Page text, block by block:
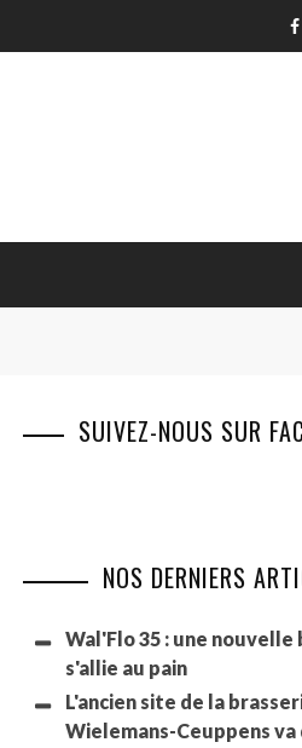
SUIVEZ-NOUS SUR
NOS DERNIERS
Wal'Flo 35 : une nouvelle
s'allie au pain
L'ancien site de la
Wielemans-Ceuppens va